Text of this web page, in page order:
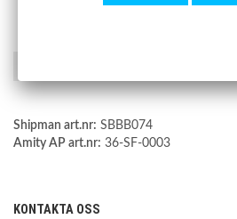
Shipman art.nr: SBBB074
Amity AP art.nr: 36-SF-0003
KONTAKTA OSS